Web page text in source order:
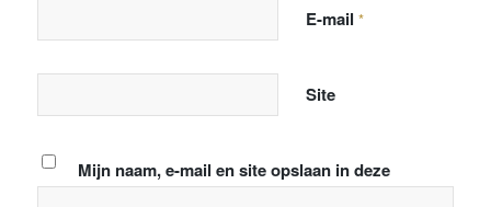
E-mail *
Site
Mijn naam, e-mail en site opslaan in deze
browser voor de volgende keer wanneer ik een